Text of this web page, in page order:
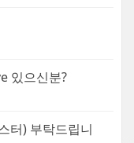
있으신분?
터) 부탁드립니